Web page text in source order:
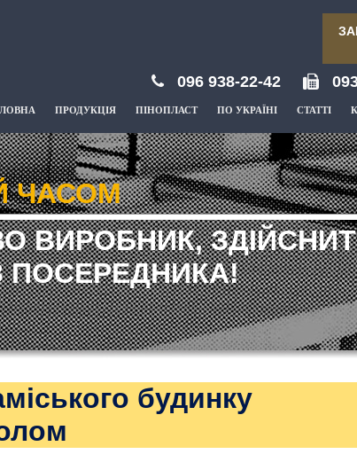
096 938-22-42
ПРОДУКЦІЯ ПІНОПЛАСТ ПО УКРАЇНІ СТАТТІ
ЧАСОМ
ВИРОБНИК,
ПОСЕРЕДНИКА!
будинку